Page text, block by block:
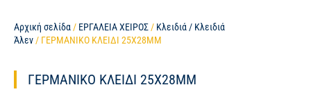
Αρχική σελίδα / ΕΡΓΑΛΕΙΑ ΧΕΙΡΟΣ / Κλειδιά / Κλειδιά
Άλεν / ΓΕΡΜΑΝΙΚΟ ΚΛΕΙΔΙ 25X28MM
ΓΕΡΜΑΝΙΚΟ ΚΛΕΙΔΙ 25X28MM